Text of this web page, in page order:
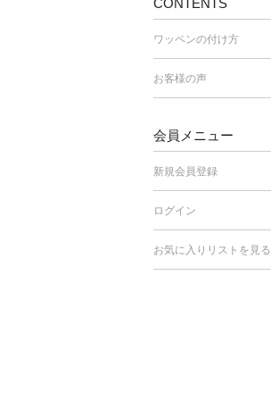
CONTENTS
ワッペンの付け方
お客様の声
会員メニュー
新規会員登録
ログイン
お気に入りリストを見る